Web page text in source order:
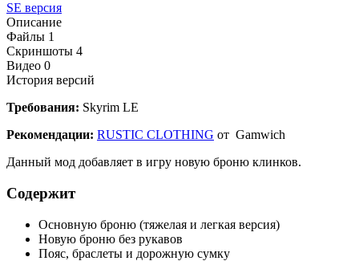
SE версия
Описание
Файлы 1
Скриншоты 4
Видео 0
История версий
Требования: Skyrim LE
Рекомендации: RUSTIC CLOTHING от Gamwich
Данный мод добавляет в игру новую броню клинков.
Содержит
Основную броню (тяжелая и легкая версия)
Новую броню без рукавов
Пояс, браслеты и дорожную сумку